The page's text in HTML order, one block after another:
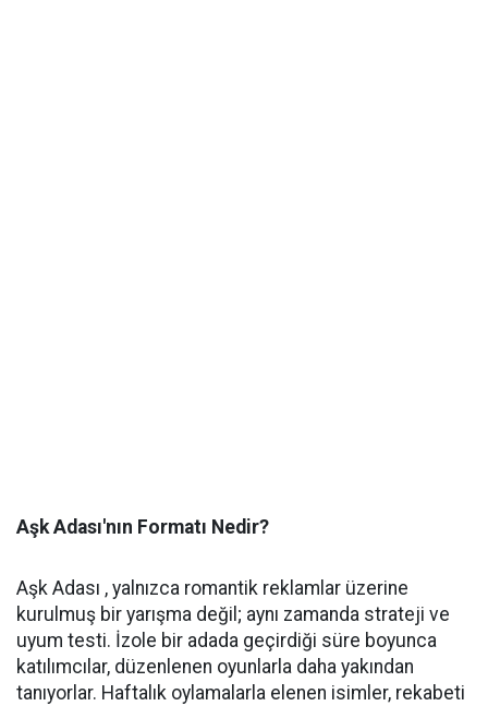
Aşk Adası'nın Formatı Nedir?
Aşk Adası , yalnızca romantik reklamlar üzerine
kurulmuş bir yarışma değil; aynı zamanda strateji ve
uyum testi. İzole bir adada geçirdiği süre boyunca
katılımcılar, düzenlenen oyunlarla daha yakından
tanıyorlar. Haftalık oylamalarla elenen isimler, rekabeti